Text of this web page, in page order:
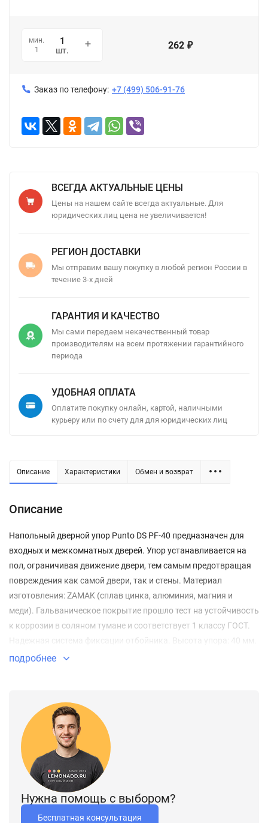
мин.
1
шт. 262 ₽
Заказ по телефону: +7 (499) 506-91-76
ВСЕГДА АКТУАЛЬНЫЕ ЦЕНЫ
Цены на нашем сайте всегда актуальные. Для
юридических лиц цена не увеличивается!
РЕГИОН ДОСТАВКИ
Мы отправим вашу покупку в любой регион России в
течение 3-х дней
ГАРАНТИЯ И КАЧЕСТВО
Мы сами передаем некачественный товар
производителям на всем протяжении гарантийного
периода
УДОБНАЯ ОПЛАТА
Оплатите покупку онлайн, картой, наличными
курьеру или по счету для для юридических лиц
Описание Характеристики Обмен и возврат
Описание
Напольный дверной упор Punto DS PF-40 предназначен для
входных и межкомнатных дверей. Упор устанавливается на
пол, ограничивая движение двери, тем самым предотвращая
повреждения как самой двери, так и стены. Материал
изготовления: ZAMAK (сплав цинка, алюминия, магния и
меди). Гальваническое покрытие прошло тест на устойчивость
к коррозии в соляном тумане и соответствует 1 классу ГОСТ.
Надежная система фиксации отбойника. Высота упора: 40 мм.
Цвет: матовое золото. Крепежная фурнитура в комплекте.
подробнее
Нужна помощь с выбором?
Бесплатная консультация